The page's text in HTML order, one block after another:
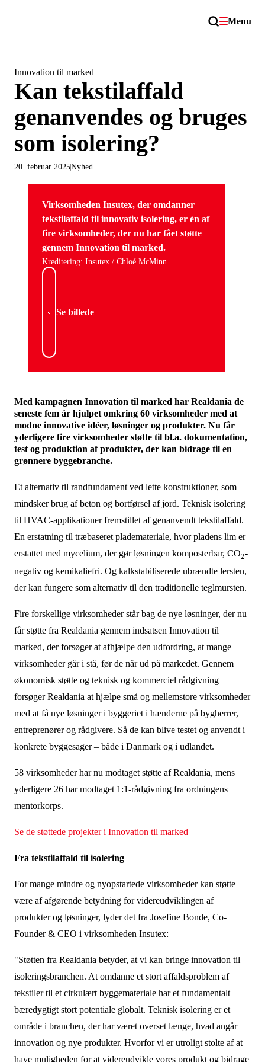
Menu
Innovation til marked
Kan tekstilaffald
genanvendes og bruges
som isolering?
Nyhed
20. februar 2025
Virksomheden Insutex, der omdanner
tekstilaffald til innovativ isolering, er én af
fire virksomheder, der nu har fået støtte
gennem Innovation til marked.
Kreditering: Insutex / Chloé McMinn
Se billede
Med kampagnen Innovation til marked har Realdania de
seneste fem år hjulpet omkring 60 virksomheder med at
modne innovative idéer, løsninger og produkter. Nu får
yderligere fire virksomheder støtte til bl.a. dokumentation,
test og produktion af produkter, der kan bidrage til en
grønnere byggebranche.
Et alternativ til randfundament ved lette konstruktioner, som
mindsker brug af beton og bortførsel af jord. Teknisk isolering
til HVAC-applikationer fremstillet af genanvendt tekstilaffald.
En erstatning til træbaseret plademateriale, hvor pladens lim er
erstattet med mycelium, der gør løsningen komposterbar, CO2-
negativ og kemikaliefri. Og kalkstabiliserede ubrændte lersten,
der kan fungere som alternativ til den traditionelle teglmursten.
Fire forskellige virksomheder står bag de nye løsninger, der nu
får støtte fra Realdania gennem indsatsen Innovation til
marked, der forsøger at afhjælpe den udfordring, at mange
virksomheder går i stå, før de når ud på markedet. Gennem
økonomisk støtte og teknisk og kommerciel rådgivning
forsøger Realdania at hjælpe små og mellemstore virksomheder
med at få nye løsninger i byggeriet i hænderne på bygherrer,
entreprenører og rådgivere. Så de kan blive testet og anvendt i
konkrete byggesager – både i Danmark og i udlandet.
58 virksomheder har nu modtaget støtte af Realdania, mens
yderligere 26 har modtaget 1:1-rådgivning fra ordningens
mentorkorps.
Se de støttede projekter i Innovation til marked
Fra tekstilaffald til isolering
For mange mindre og nyopstartede virksomheder kan støtte
være af afgørende betydning for videreudviklingen af
produkter og løsninger, lyder det fra Josefine Bonde, Co-
Founder & CEO i virksomheden Insutex:
"Støtten fra Realdania betyder, at vi kan bringe innovation til
isoleringsbranchen. At omdanne et stort affaldsproblem af
tekstiler til et cirkulært byggemateriale har et fundamentalt
bæredygtigt stort potentiale globalt. Teknisk isolering er et
område i branchen, der har været overset længe, hvad angår
innovation og nye produkter. Hvorfor vi er utroligt stolte af at
have muligheden for at videreudvikle vores produkt og bidrage